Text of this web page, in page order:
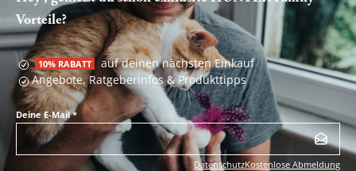
Vorteile?
10% RABATT auf deinen nächsten Einkauf
Angebote, Ratgeberinfos & Produkttipps
Deine E-Mail*
DatenschutzKostenlose Abmeldung